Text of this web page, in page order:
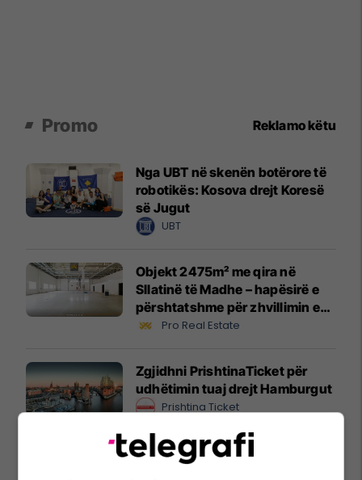
Promo Reklamo këtu
Nga UBT në skenën botërore të
robotikës: Kosova drejt Koresë
së Jugut
UBT
Objekt 2475m² me qira në
Sllatinë të Madhe – hapësirë e
përshtatshme për zhvillimin e
biznesit #16068
Pro Real Estate
Zgjidhni PrishtinaTicket për
udhëtimin tuaj drejt Hamburgut
Prishtina Ticket
Karburant cilësor dhe shumë
më tepër!